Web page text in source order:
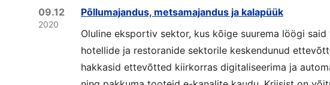
09.12
2020
Põllumajandus, metsamajandus ja kalapüük
Oluline eksportiv sektor, kus kõige suurema löögi
hotellide ja restoranide sektorile keskendunud
hakkasid ettevõtted kiirkorras digitaliseerima ja